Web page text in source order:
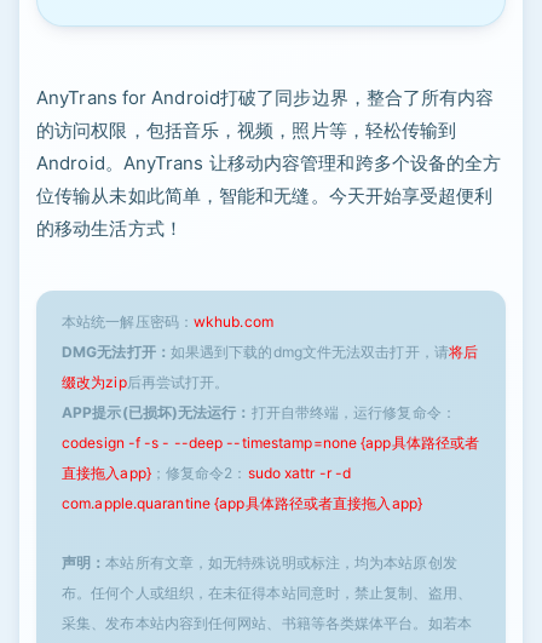
AnyTrans for Android打破了同步边界，整合了所有内容
的访问权限，包括音乐，视频，照片等，轻松传输到
Android。AnyTrans 让移动内容管理和跨多个设备的全方
位传输从未如此简单，智能和无缝。今天开始享受超便利
的移动生活方式！
本站统一解压密码： wkhub.com
DMG无法打开： 如果遇到下载的dmg文件无法双击打开，请将后
缀改为zip后再尝试打开。
APP提示(已损坏)无法运行： 打开自带终端，运行修复命令：
codesign -f -s - --deep --timestamp=none {app具体路径或者
直接拖入app}；修复命令2： sudo xattr -r -d
com.apple.quarantine {app具体路径或者直接拖入app}
声明：本站所有文章，如无特殊说明或标注，均为本站原创发
布。任何个人或组织，在未征得本站同意时，禁止复制、盗用、
采集、发布本站内容到任何网站、书籍等各类媒体平台。如若本